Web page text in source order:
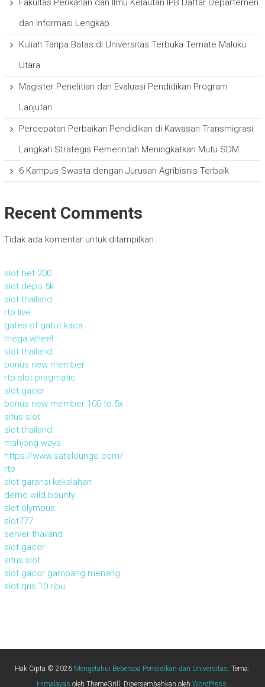
Fakultas Perikanan dan Ilmu Kelautan IPB Daftar Departemen
dan Informasi Lengkap
Kuliah Tanpa Batas di Universitas Terbuka Ternate Maluku
Utara
Magister Penelitian dan Evaluasi Pendidikan Program
Lanjutan
Percepatan Perbaikan Pendidikan di Kawasan Transmigrasi:
Langkah Strategis Pemerintah Meningkatkan Mutu SDM
6 Kampus Swasta dengan Jurusan Agribisnis Terbaik
Recent Comments
Tidak ada komentar untuk ditampilkan.
slot bet 200
slot depo 5k
slot thailand
rtp live
gates of gatot kaca
mega wheel
slot thailand
bonus new member
rtp slot pragmatic
slot gacor
bonus new member 100 to 5x
situs slot
slot thailand
mahjong ways
https://www.satelounge.com/
rtp
slot garansi kekalahan
demo wild bounty
slot olympus
slot777
server thailand
slot gacor
situs slot
slot gacor gampang menang
slot qris 10 ribu
Hak Cipta © 2026 Mengetahui Beberapa Pendidikan dan Universitas. Tema:
Himalayas oleh ThemeGrill. Dipersembahkan oleh WordPress.